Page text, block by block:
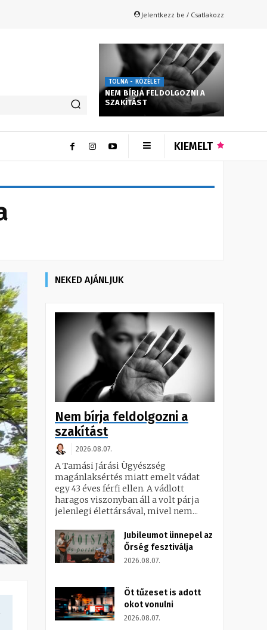
Jelentkezz be / Csatlakozz
TOLNA - KÖZÉLET
NEM BÍRJA FELDOLGOZNI A
SZAKÍTÁST
KIEMELT
NEKED AJÁNLJUK
Nem bírja feldolgozni a
szakítást
2026.08.07.
A Tamási Járási Ügyészség
magánlaksértés miatt emelt vádat
egy 43 éves férfi ellen. A vádlott
haragos viszonyban áll a volt párja
jelenlegi élettársával, mivel nem...
Jubileumot ünnepel az
Őrség fesztiválja
2026.08.07.
Öt tűzeset is adott
okot vonulni
2026.08.07.